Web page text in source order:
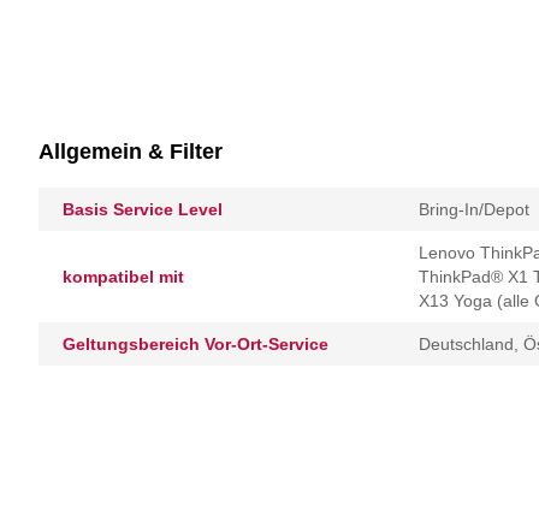
Allgemein & Filter
Basis Service Level Bring-In/Depot
kompatibel mit
Lenovo
ThinkPad® X1
X13 Yoga (alle
Geltungsbereich Vor-Ort-Service Deutschland,